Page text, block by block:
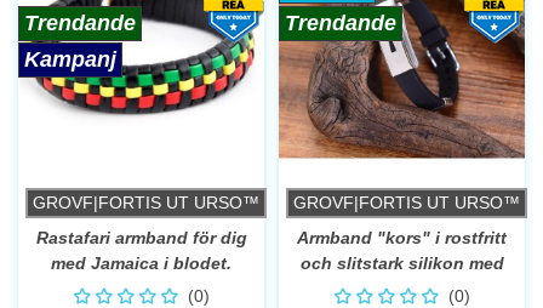
Kampanj
Trendande
GROVF|FORTIS UT URSO™
Rastafari armband för dig
med Jamaica i blodet.
(0)
Trendande
GROVF|FORTIS UT URSO™
Armband "kors" i rostfritt
och slitstark silikon med
enkellåsning.(0)